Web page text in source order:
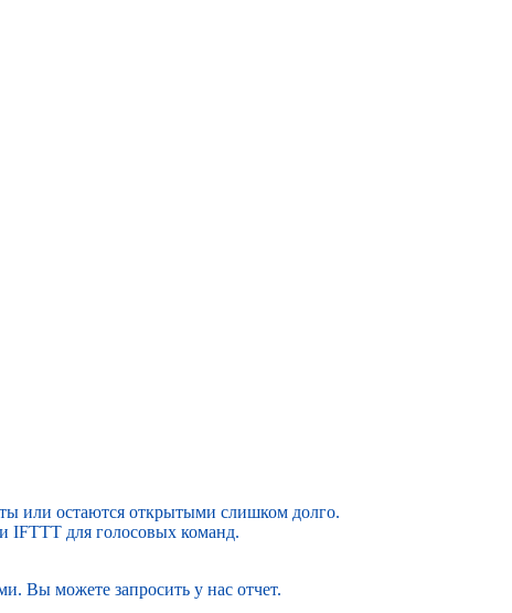
или остаются открытыми слишком долго.
IFTTT для голосовых команд.
Вы можете запросить у нас отчет.